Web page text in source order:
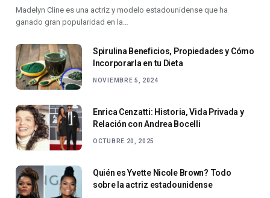
Madelyn Cline es una actriz y modelo estadounidense que ha
ganado gran popularidad en la…
Spirulina Beneficios, Propiedades y Cómo
Incorporarla en tu Dieta
NOVIEMBRE 5, 2024
Enrica Cenzatti: Historia, Vida Privada y
Relación con Andrea Bocelli
OCTUBRE 20, 2025
Quién es Yvette Nicole Brown? Todo
sobre la actriz estadounidense